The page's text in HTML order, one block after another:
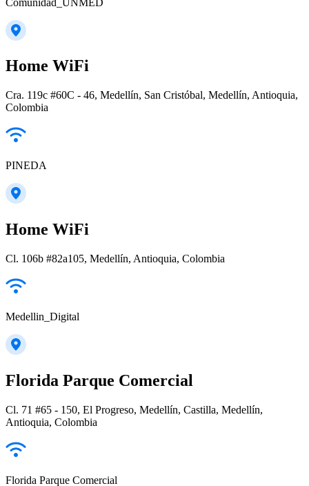
Home WiFi
Cra. 119c #60C - 46, Medellín, San Cristóbal, Medellín, Antioquia,
Colombia
PINEDA
Home WiFi
Cl. 106b #82a105, Medellín, Antioquia, Colombia
Medellin_Digital
Florida Parque Comercial
Cl. 71 #65 - 150, El Progreso, Medellín, Castilla, Medellín,
Antioquia, Colombia
Florida Parque Comercial